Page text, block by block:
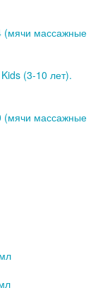
(мячи массажные
(3-10 лет).
(мячи массажные